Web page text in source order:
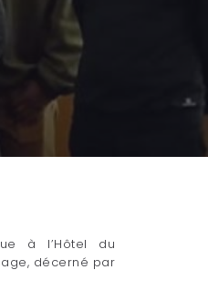
à l’Hôtel du
décerné par